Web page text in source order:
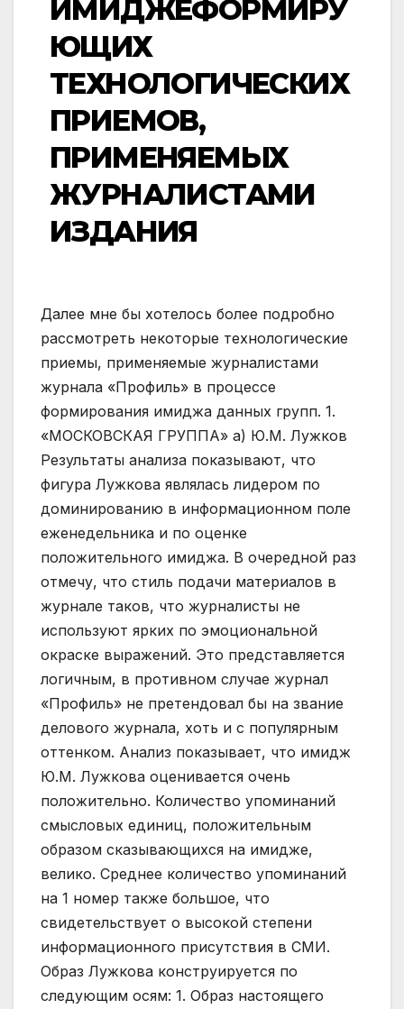
ИМИДЖЕФОРМИРУ
ЮЩИХ
ТЕХНОЛОГИЧЕСКИХ
ПРИЕМОВ,
ПРИМЕНЯЕМЫХ
ЖУРНАЛИСТАМИ
ИЗДАНИЯ
Далее мне бы хотелось более подробно
рассмотреть некоторые технологические
приемы, применяемые журналистами
журнала «Профиль» в процессе
формирования имиджа данных групп. 1.
«МОСКОВСКАЯ ГРУППА» a) Ю.М. Лужков
Результаты анализа показывают, что
фигура Лужкова являлась лидером по
доминированию в информационном поле
еженедельника и по оценке
положительного имиджа. В очередной раз
отмечу, что стиль подачи материалов в
журнале таков, что журналисты не
используют ярких по эмоциональной
окраске выражений. Это представляется
логичным, в противном случае журнал
«Профиль» не претендовал бы на звание
делового журнала, хоть и с популярным
оттенком. Анализ показывает, что имидж
Ю.М. Лужкова оценивается очень
положительно. Количество упоминаний
смысловых единиц, положительным
образом сказывающихся на имидже,
велико. Среднее количество упоминаний
на 1 номер также большое, что
свидетельствует о высокой степени
информационного присутствия в СМИ.
Образ Лужкова конструируется по
следующим осям: 1. Образ настоящего